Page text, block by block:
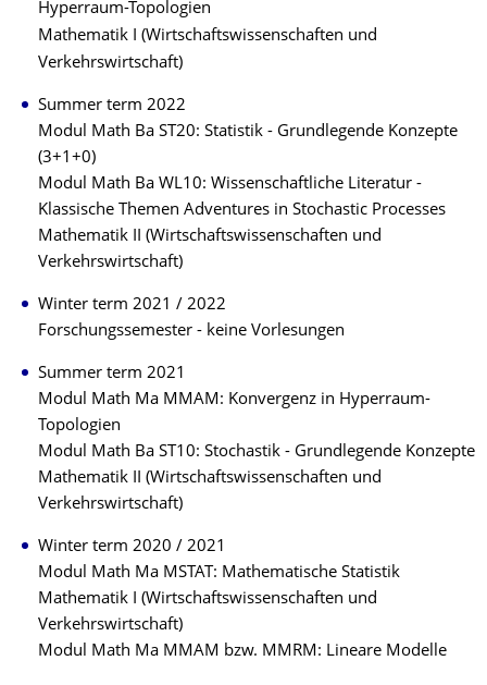
Hyperraum-Topologien
Mathematik I (Wirtschaftswissenschaften und
Verkehrswirtschaft)
Summer term 2022
Modul Math Ba ST20: Statistik - Grundlegende Konzepte
(3+1+0)
Modul Math Ba WL10: Wissenschaftliche Literatur -
Klassische Themen Adventures in Stochastic Processes
Mathematik II (Wirtschaftswissenschaften und
Verkehrswirtschaft)
Winter term 2021 / 2022
Forschungssemester - keine Vorlesungen
Summer term 2021
Modul Math Ma MMAM: Konvergenz in Hyperraum-
Topologien
Modul Math Ba ST10: Stochastik - Grundlegende Konzepte
Mathematik II (Wirtschaftswissenschaften und
Verkehrswirtschaft)
Winter term 2020 / 2021
Modul Math Ma MSTAT: Mathematische Statistik
Mathematik I (Wirtschaftswissenschaften und
Verkehrswirtschaft)
Modul Math Ma MMAM bzw. MMRM: Lineare Modelle